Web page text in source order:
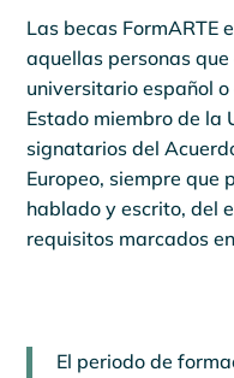
Las becas FormARTE
aquellas personas
universitario español
Estado miembro de la
signatarios del
Europeo, siempre que
hablado y escrito, del
requisitos marcados
El periodo de